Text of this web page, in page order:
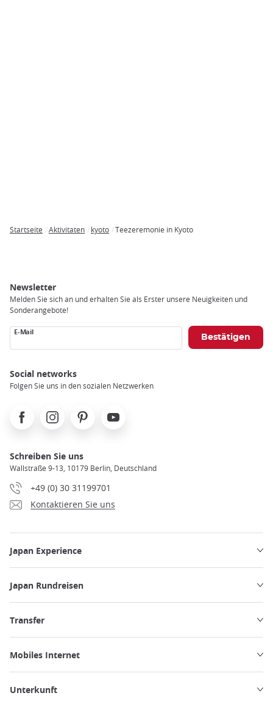
Startseite Aktivitaten kyoto Teezeremonie in Kyoto
Newsletter
Melden Sie sich an und erhalten Sie als Erster unsere Neuigkeiten und
Sonderangebote!
E-Mail
Social networks
Folgen Sie uns in den sozialen Netzwerken
FacebookInstagramPinterest Youtube
Schreiben Sie uns
Wallstraße 9-13, 10179 Berlin, Deutschland
+49 (0) 30 31199701
Kontaktieren Sie uns
Japan Experience
Japan Rundreisen
Transfer
Mobiles Internet
Unterkunft